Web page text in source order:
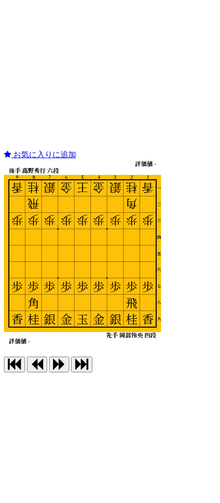
お気に入りに追加
1
2
3
4
5
6
7
8
9
一
二
三
四
五
六
七
八
九
先手 岡部怜央 四段
後手 高野秀行 六段
評価値 -
評価値 -
香
歩
歩
香
桂
角
歩
歩
飛
桂
銀
歩
歩
銀
金
歩
歩
金
王
歩
歩
玉
金
歩
歩
金
銀
歩
歩
銀
桂
飛
歩
歩
角
桂
香
歩
歩
香